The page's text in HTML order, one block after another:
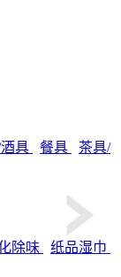
具 餐具
茶具/
除味
纸品湿巾